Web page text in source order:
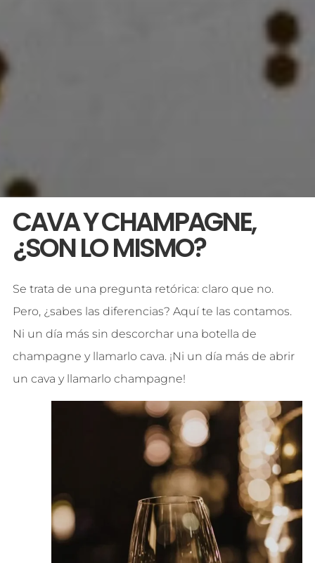
CAVA Y CHAMPAGNE,
¿SON LO MISMO?
Se trata de una pregunta retórica: claro que no.
Pero, ¿sabes las diferencias? Aquí te las contamos.
Ni un día más sin descorchar una botella de
champagne y llamarlo cava. ¡Ni un día más de abrir
un cava y llamarlo champagne!